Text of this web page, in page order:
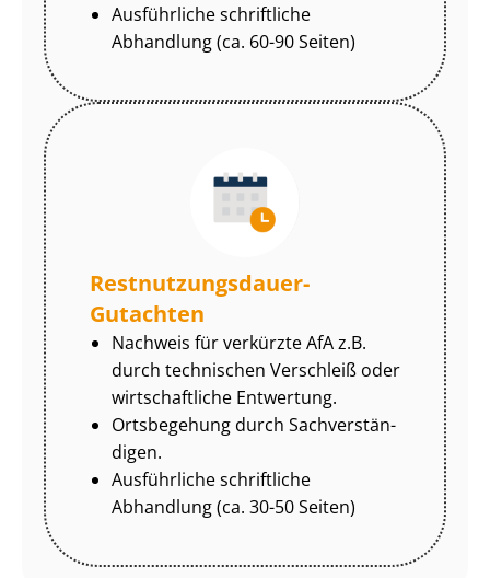
Ausführliche schriftliche
Abhandlung (ca. 60-90 Seiten)
Rest­nut­zungs­dau­er-
Gutachten
Nachweis für verkürzte AfA z.B.
durch technischen Verschleiß oder
wirtschaftliche Entwertung.
Ortsbegehung durch Sach­ver­stän­
di­gen.
Ausführliche schriftliche
Abhandlung (ca. 30-50 Seiten)